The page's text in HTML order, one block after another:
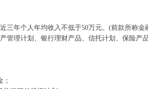
三年个人年均收入不低于50万元。(前款所称金
管理计划、银行理财产品、信托计划、保险产
年4月13日正式成立。我公司作为基金管理